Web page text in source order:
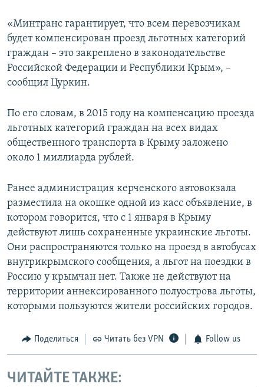
«Минтранс гарантирует, что всем перевозчикам
будет компенсирован проезд льготных категорий
граждан – это закреплено в законодательстве
Российской Федерации и Республики Крым», –
сообщил Цуркин.
По его словам, в 2015 году на компенсацию проезда
льготных категорий граждан на всех видах
общественного транспорта в Крыму заложено
около 1 миллиарда рублей.
Ранее администрация керченского автовокзала
разместила на окошке одной из касс объявление, в
котором говорится, что с 1 января в Крыму
действуют лишь сохраненные украинские льготы.
Они распространяются только на проезд в автобусах
внутрикрымского сообщения, а льгот на поездки в
Россию у крымчан нет. Также не действуют на
территории аннексированного полуострова льготы,
которыми пользуются жители российских городов.
Поделиться Читать без VPN Follow us
ЧИТАЙТЕ ТАКЖЕ: